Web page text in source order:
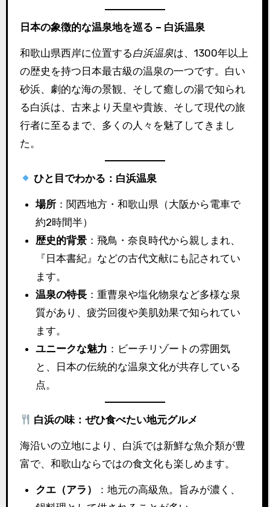
日本の象徴的な温泉地を巡る – 白浜温泉
和歌山県西岸に位置する白浜温泉は、1300年以上
の歴史を持つ日本最古級の温泉の一つです。白い
砂浜、劇的な海の景観、そして癒しの湯で知られ
る白浜は、古来より天皇や貴族、そして現代の旅
行者に至るまで、多くの人々を魅了してきまし
た。
ひと目でわかる：白浜温泉
場所：関西地方・和歌山県（大阪から電車で
約2時間半）
歴史的背景：飛鳥・奈良時代から親しまれ、
『日本書紀』などの古代文献にも記されてい
ます。
温泉の特長：重曹泉や塩化物泉など多様な泉
質があり、疲労回復や美肌効果で知られてい
ます。
ユニークな魅力 ：ビーチリゾートの雰囲気
と、日本の伝統的な温泉文化が共存している
点。
白浜の味：ぜひ食べたい地元グルメ
海沿いの立地により、白浜では新鮮な魚介類が豊
富で、和歌山ならではの食文化も楽しめます。
クエ（アラ）
：地元の高級魚。旨みが濃く、